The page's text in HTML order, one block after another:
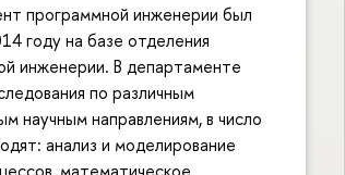
программной инженерии был
году на базе отделения
инженерии. В департаменте
по различным
научным направлениям, в число
анализ и моделирование